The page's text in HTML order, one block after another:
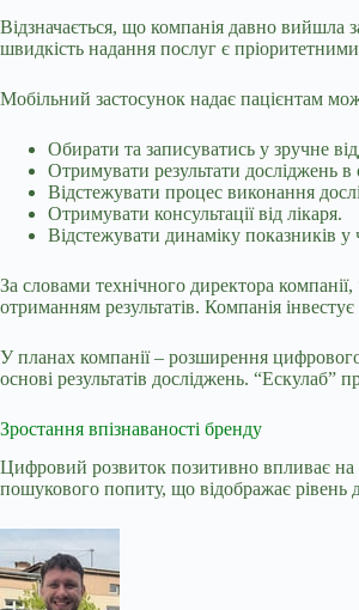
Відзначається, що компанія давно вийшла
швидкість надання послуг є
Мобільний застосунок надає пацієнтам
Обирати та записуватись у зручне
Отримувати результати досліджень
Відстежувати процес виконання
Отримувати консультації від лікаря.
Відстежувати динаміку показників у
За словами технічного директора
отриманням результатів. Компанія
У планах компанії – розширення
основі результатів досліджень. “Ескулаб”
Зростання впізнаваності бренду
Цифровий розвиток позитивно впливає на
пошукового попиту, що відображає рівень